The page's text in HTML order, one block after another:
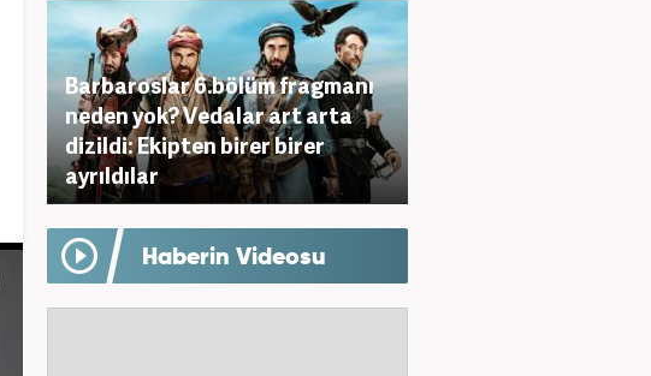
Barbaroslar 6.bölüm fragmanı
neden yok? Vedalar art arta
dizildi: Ekipten birer birer
ayrıldılar
Haberin Videosu